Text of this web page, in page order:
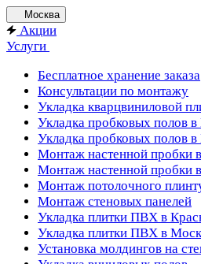
Москва
Акции
Услуги
Бесплатное хранение заказа
Консультации по монтажу
Укладка кварцвиниловой
Укладка пробковых полов в
Укладка пробковых полов
Монтаж настенной пробки
Монтаж настенной пробки
Монтаж потолочного
Монтаж стеновых панелей
Укладка плитки ПВХ в
Укладка плитки ПВХ в
Установка молдингов на